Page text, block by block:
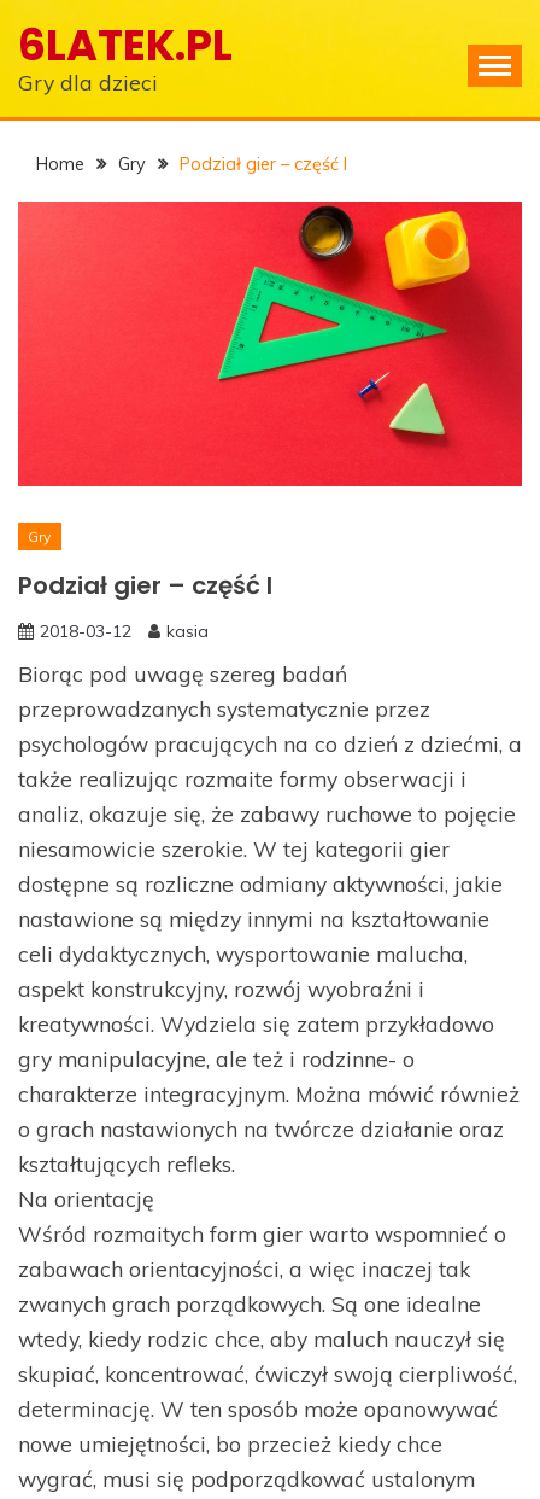
content
6LATEK.PL
Gry dla dzieci
Home Gry Podział gier – część I
Gry
Podział gier – część I
2018-03-12 kasia
Biorąc pod uwagę szereg badań
przeprowadzanych systematycznie przez
psychologów pracujących na co dzień z dziećmi, a
także realizując rozmaite formy obserwacji i
analiz, okazuje się, że zabawy ruchowe to pojęcie
niesamowicie szerokie. W tej kategorii gier
dostępne są rozliczne odmiany aktywności, jakie
nastawione są między innymi na kształtowanie
celi dydaktycznych, wysportowanie malucha,
aspekt konstrukcyjny, rozwój wyobraźni i
kreatywności. Wydziela się zatem przykładowo
gry manipulacyjne, ale też i rodzinne- o
charakterze integracyjnym. Można mówić również
o grach nastawionych na twórcze działanie oraz
kształtujących refleks.
Na orientację
Wśród rozmaitych form gier warto wspomnieć o
zabawach orientacyjności, a więc inaczej tak
zwanych grach porządkowych. Są one idealne
wtedy, kiedy rodzic chce, aby maluch nauczył się
skupiać, koncentrować, ćwiczył swoją cierpliwość,
determinację. W ten sposób może opanowywać
nowe umiejętności, bo przecież kiedy chce
wygrać, musi się podporządkować ustalonym